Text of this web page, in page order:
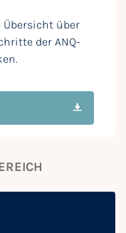
Übersicht über
der ANQ-